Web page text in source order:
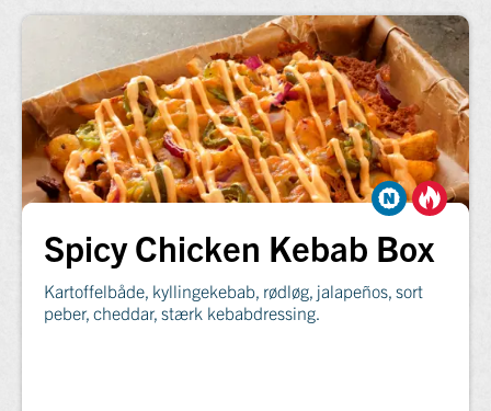
Spicy Chicken Kebab Box
Kartoffelbåde, kyllingekebab, rødløg, jalapeños, sort
peber, cheddar, stærk kebabdressing.